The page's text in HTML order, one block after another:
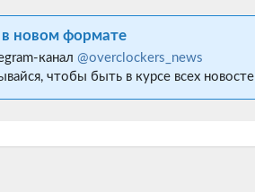
в новом формате
канал @overclockers_news
чтобы быть в курсе всех